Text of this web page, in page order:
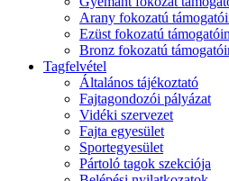
Arany fokozatú
Ezüst fokozatú
Bronz fokozatú
Tagfelvétel
Általános tájékoztató
Fajtagondozói pályázat
Vidéki szervezet
Fajta egyesület
Sportegyesület
Pártoló tagok szekciója